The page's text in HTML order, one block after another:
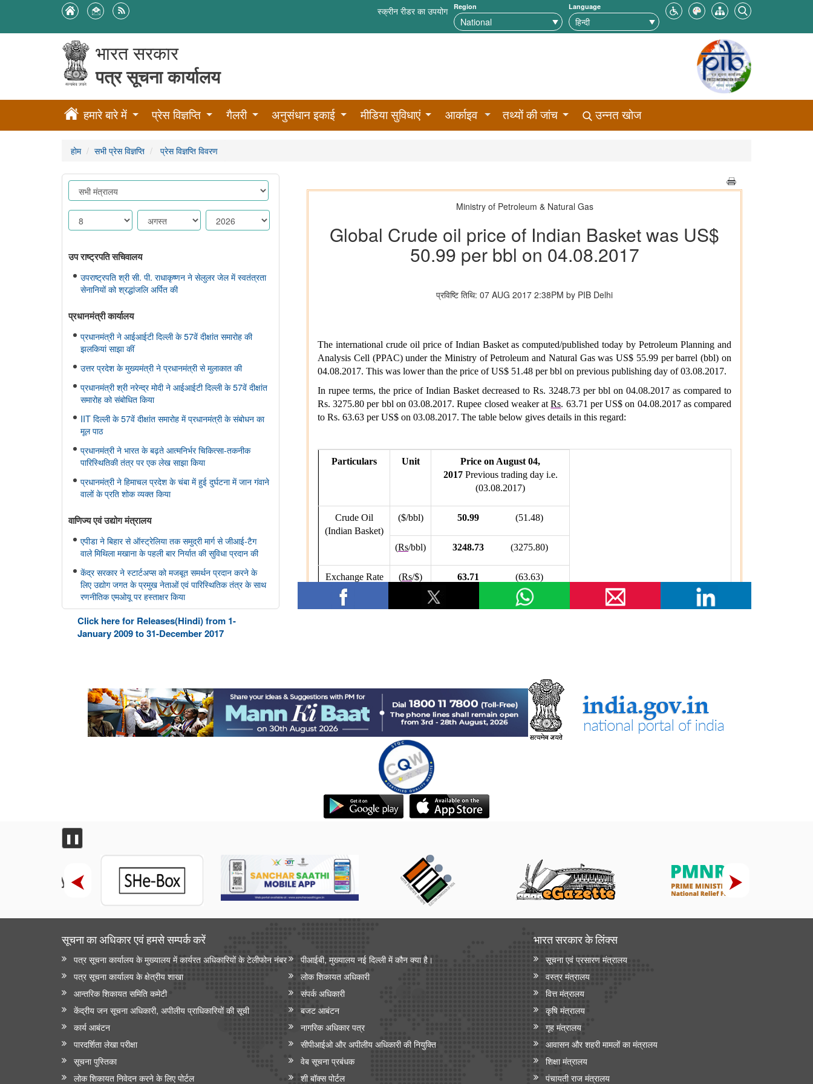
स्क्रीन रीडर का उपयोग Region Language
भारत सरकार
पत्र सूचना कार्यालय
हमारे बारे में प्रेस विज्ञप्ति गैलरी अनुसंधान इकाई मीडिया सुविधाएं आर्काइव तथ्यों की जांच उन्नत खोज
होम सभी प्रेस विज्ञप्ति प्रेस विज्ञप्ति विवरण
उप राष्ट्रपति सचिवालय
उपराष्ट्रपति श्री सी. पी. राधाकृष्णन ने सेलुलर जेल में स्वतंत्रता
सेनानियों को श्रद्धांजलि अर्पित की
प्रधानमंत्री कार्यालय
प्रधानमंत्री ने आईआईटी दिल्ली के 57वें दीक्षांत समारोह की
झलकियां साझा कीं
उत्तर प्रदेश के मुख्यमंत्री ने प्रधानमंत्री से मुलाकात की
प्रधानमंत्री श्री नरेन्द्र मोदी ने आईआईटी दिल्ली के 57वें दीक्षांत
समारोह को संबोधित किया
IIT दिल्ली के 57वें दीक्षांत समारोह में प्रधानमंत्री के संबोधन का
मूल पाठ
प्रधानमंत्री ने भारत के बढ़ते आत्मनिर्भर चिकित्सा-तकनीक
पारिस्थितिकी तंत्र पर एक लेख साझा किया
प्रधानमंत्री ने हिमाचल प्रदेश के चंबा में हुई दुर्घटना में जान गंवाने
वालों के प्रति शोक व्यक्त किया
वाणिज्‍य एवं उद्योग मंत्रालय
एपीडा ने बिहार से ऑस्ट्रेलिया तक समुद्री मार्ग से जीआई-टैग
वाले मिथिला मखाना के पहली बार निर्यात की सुविधा प्रदान की
केंद्र सरकार ने स्टार्टअप्स को मजबूत समर्थन प्रदान करने के
लिए उद्योग जगत के प्रमुख नेताओं एवं पारिस्थितिक तंत्र के साथ
रणनीतिक एमओयू पर हस्ताक्षर किया
सहकारिता मंत्रालय
केन्द्रीय गृह एवं सहकारिता मंत्री श्री अमित शाह ने मुंबई में
संस्‍कृति मंत्रालय
भोपाल में 11 ब्रिक्स संस्कृति मंत्रियों की बैठक संपन्न हुई; भोपाल
घोषणापत्र को अपनाया
प्रधानमंत्री श्री नरेन्द्र मोदी ने आईआईटी दिल्ली के 57वें दीक्षांत
समारोह को संबोधित किया
इलेक्ट्रानिक्स एवं आईटी मंत्रालय
डिजिलॉकर ने एएईआरआई के साथ साझेदारी करके ऑस्ट्रेलिया
जाने वाले भारतीय छात्रों के लिए दस्तावेज़ सत्यापन प्रक्रिया को
तेज़ किया है
वित्‍त मंत्रालय
यूजर्स के लिए यूपीआई निःशुल्क
विधि एवं न्‍याय मंत्रालय
प्रेस नोट
पेट्रोलियम एवं प्राकृतिक गैस मंत्रालय
तेल विपणन कंपनियों (ओएमसी) ने ई20 पेट्रोल में नमी और
क्लोराइड की मौजूदगी की जांच की: 500 पीपीएम क्लोराइड और
Click here for Releases(Hindi) from 1-
January 2009 to 31-December 2017
❚❚
सूचना का अधिकार एवं हमसे सम्‍पर्क करें
पत्र सूचना कार्यालय के मुख्यालय में कार्यरत अधिकारियों के टेलीफोन नंबर
पीआईबी, मुख्यालय नई दिल्ली में कौन क्या है।
पत्र सूचना कार्यालय के क्षेत्रीय शाखा
लोक शिकायत अधिकारी
आन्‍तरिक शिकायत समिति कमेटी
संपर्क अधिकारी
केंद्रीय जन सूचना अधिकारी, अपीलीय प्राधिकारियों की सूची
बजट आबंटन
कार्य आबंटन
नागरिक अधिकार पत्र
पारदर्शिता लेखा परीक्षा
सीपीआईओ और अपी‍लीय अधिकारी की नियुक्ति
सूचना पुस्तिका
वेब सूचना प्रबंधक
लोक शिकायत निवेदन करने के लिए पोर्टल
शी बॉक्स पोर्टल
भारत सरकार के लिंक्‍स
सूचना एवं प्रसारण मंत्रालय
वस्त्र मंत्रालय
वित्त मंत्रालय
कृषि मंत्रालय
गृह मंत्रालय
आवासन और शहरी मामलों का मंत्रालय
शिक्षा मंत्रालय
पंचायती राज मंत्रालय